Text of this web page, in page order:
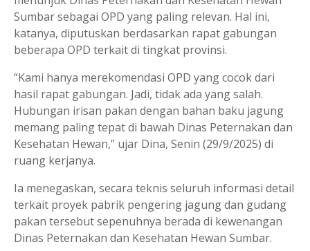
Sumbar sebagai OPD yang paling relevan. Hal ini,
katanya, diputuskan berdasarkan rapat gabungan
beberapa OPD terkait di tingkat provinsi.
“Kami hanya merekomendasi OPD yang cocok dari
hasil rapat gabungan. Jadi, tidak ada yang salah.
Hubungan irisan pakan dengan bahan baku jagung
memang paling tepat di bawah Dinas Peternakan dan
Kesehatan Hewan,” ujar Dina, Senin (29/9/2025) di
ruang kerjanya.
Ia menegaskan, secara teknis seluruh informasi detail
terkait proyek pabrik pengering jagung dan gudang
pakan tersebut sepenuhnya berada di kewenangan
Dinas Peternakan dan Kesehatan Hewan Sumbar.